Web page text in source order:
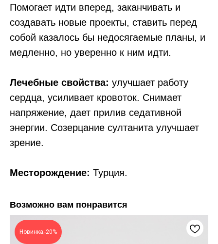
Помогает идти вперед, заканчивать и
создавать новые проекты, ставить перед
собой казалось бы недосягаемые планы, и
медленно, но уверенно к ним идти.
Лечебные свойства: улучшает работу
сердца, усиливает кровоток. Снимает
напряжение, дает прилив седативной
энергии. Созерцание султанита улучшает
зрение.
Месторождение: Турция.
Возможно вам понравится
Новинка;-20%